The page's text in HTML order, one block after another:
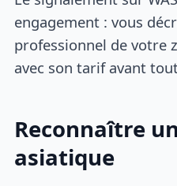
engagement : vous
professionnel de votre
avec son tarif avant
Reconnaître
asiatique